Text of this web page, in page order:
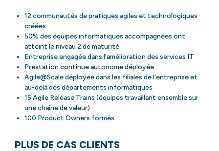
12 communautés de pratiques agiles et technologiques
créées
50% des équipes informatiques accompagnées ont
atteint le niveau 2 de maturité
Entreprise engagée dans l'amélioration des services IT
Prestation continue autonome déployée
Agile@Scale déployée dans les filiales de l'entreprise et
au-delà des départements informatiques
15 Agile Release Trains (équipes travaillant ensemble sur
une chaîne de valeur)
100 Product Owners formés
PLUS DE CAS CLIENTS